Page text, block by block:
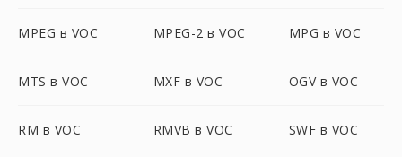
MPEG в VOC MPEG-2 в VOC MPG в VOC
MTS в VOC MXF в VOC OGV в VOC
RM в VOC RMVB в VOC SWF в VOC